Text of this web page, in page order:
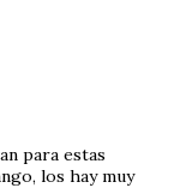
para estas
los hay muy